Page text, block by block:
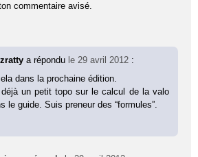
commentaire avisé.
a répondu le 29 avril 2012 :
dans la prochaine édition.
déjà un petit topo sur le calcul de la valo
le guide. Suis preneur des “formules”.